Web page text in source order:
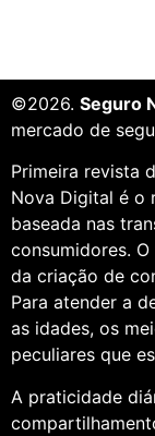
©2026. Seguro
mercado de
Primeira revista
Nova Digital é o
baseada nas
consumidores.
da criação de
Para atender a
as idades, os
peculiares que
A praticidade